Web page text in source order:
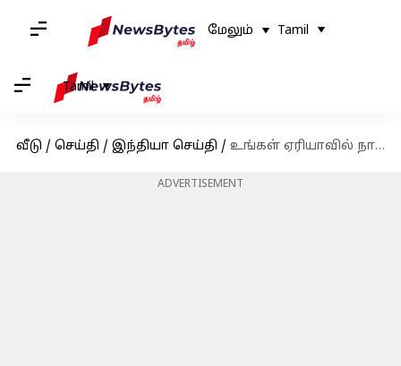
மேலும் Tamil
Tamil
வீடு / செய்தி / இந்தியா செய்தி / உங்கள் ஏரியாவில் நாளை (அக்டோபர் 14) மின்தடை இருக்கிறதா என தெரிந்துகொள்ளுங்கள்
ADVERTISEMENT